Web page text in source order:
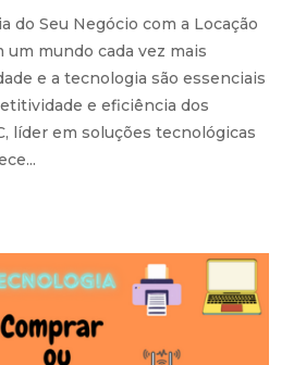
do Seu Negócio com a Locação
mundo cada vez mais
e a tecnologia são essenciais
e eficiência dos
líder em soluções tecnológicas